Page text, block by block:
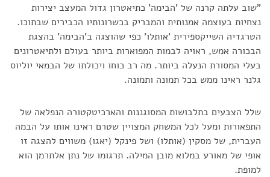
"שוב עלתה קרנה של 'הבימה' כתיאטרון גדול המעצב יצירות
נצחיות בעוצמה אמנותית והמבריק בכשרונותיו הכבירים שבתוכו.
הטרגדיה השייקספירית 'אותלו' כפי שהוצגה ב'הבימה' בהצגת
הבכורה אמש, ראויה לבמות המפוארות ביותר בעולם ולתיאטרונים
בעלי המסורת הנעלה ביותר. מה רב כוחו ויכולתו של הבמאי יוליוס
גלנר ראינו ממש בכל תמונה ותמונה.
שלל הצבעים בתלבושות המסוגננות והארכיטקטורה הנפלאה של
התפאורות ומעל לכל המשחק המצויין שטרם ראינו אותו על הבמה
העברית, של מסקין (אותלו) ושל פינקל (יאגו) משווים להצגה זו
אופי של מאורע במלוא מובן המילה. תרגומו של נתן אלתרמן הוא
למופת.